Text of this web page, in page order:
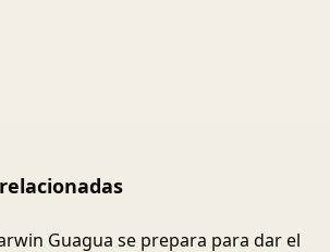
Guagua se prepara para dar el